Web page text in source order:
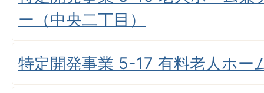
ー（中央二丁目）
特定開発事業 5-17 有料老人ホー